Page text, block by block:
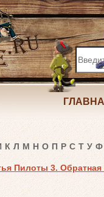
К Л М Н О П Р С Т У Ф
Пилоты 3. Обратная